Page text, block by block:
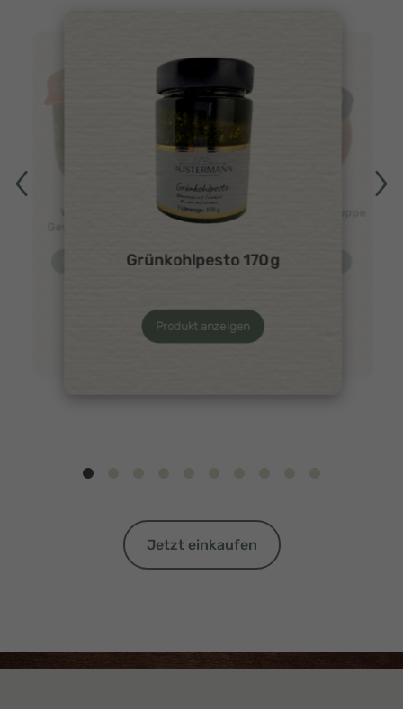
Produkt anzeigenGrünkohlpesto 170g
Produkt anzeigen
Produkt anzeigen
Jetzt einkaufen